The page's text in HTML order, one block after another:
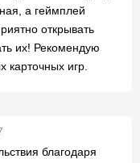
а геймплей
открывать
их! Рекомендую
карточных игр.
благодаря